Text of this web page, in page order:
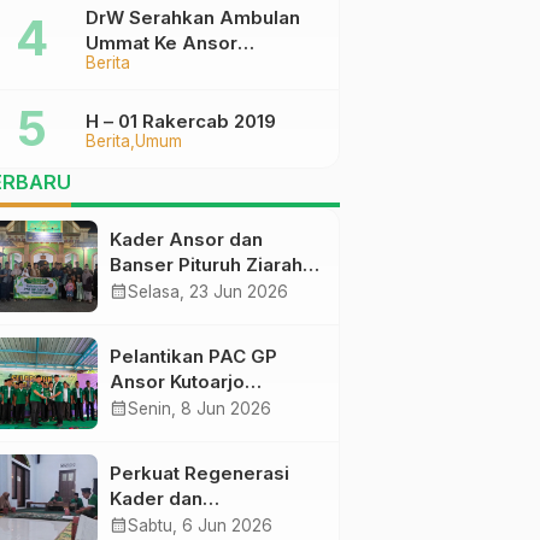
Berita
DrW Serahkan Ambulan
Ummat Ke Ansor
Purworejo
Berita Umum
H – 01 Rakercab 2019
Kader Ansor dan
Banser Pituruh Ziarah
Muassis NU di
NU-an
calendar_monthSelasa, 23 Jun 2026
Pelantikan PAC GP
Ansor Kutoarjo
Berlangsung Khidmat,
Bermanfaat bagi Umat
calendar_monthSenin, 8 Jun 2026
Perkuat Regenerasi
Kader dan
Kepemimpinan, Empat
calendar_monthSabtu, 6 Jun 2026